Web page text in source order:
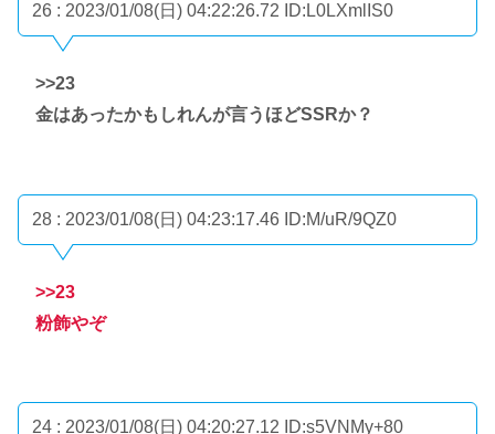
26 : 2023/01/08(日) 04:22:26.72 ID:L0LXmlIS0
>>23
金はあったかもしれんが言うほどSSRか？
28 : 2023/01/08(日) 04:23:17.46 ID:M/uR/9QZ0
>>23
粉飾やぞ
24 : 2023/01/08(日) 04:20:27.12 ID:s5VNMy+80